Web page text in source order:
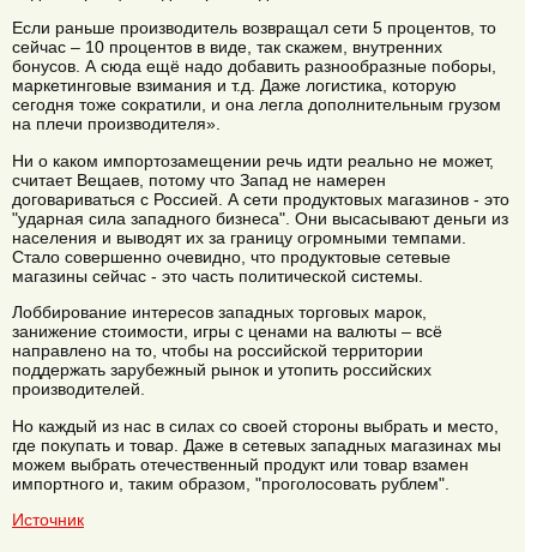
Если раньше производитель возвращал сети 5 процентов, то
сейчас – 10 процентов в виде, так скажем, внутренних
бонусов. А сюда ещё надо добавить разнообразные поборы,
маркетинговые взимания и т.д. Даже логистика, которую
сегодня тоже сократили, и она легла дополнительным грузом
на плечи производителя».
Ни о каком импортозамещении речь идти реально не может,
считает Вещаев, потому что Запад не намерен
договариваться с Россией. А сети продуктовых магазинов - это
"ударная сила западного бизнеса". Они высасывают деньги из
населения и выводят их за границу огромными темпами.
Стало совершенно очевидно, что продуктовые сетевые
магазины сейчас - это часть политической системы.
Лоббирование интересов западных торговых марок,
занижение стоимости, игры с ценами на валюты – всё
направлено на то, чтобы на российской территории
поддержать зарубежный рынок и утопить российских
производителей.
Но каждый из нас в силах со своей стороны выбрать и место,
где покупать и товар. Даже в сетевых западных магазинах мы
можем выбрать отечественный продукт или товар взамен
импортного и, таким образом, "проголосовать рублем".
Источник